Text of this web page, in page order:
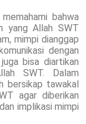
bahwa
yang Allah SWT
mimpi dianggap
dengan
bisa diartikan
SWT. Dalam
bersikap tawakal
agar diberikan
implikasi mimpi